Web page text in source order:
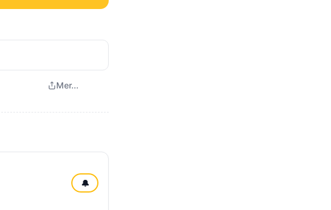
Mer...
🔔